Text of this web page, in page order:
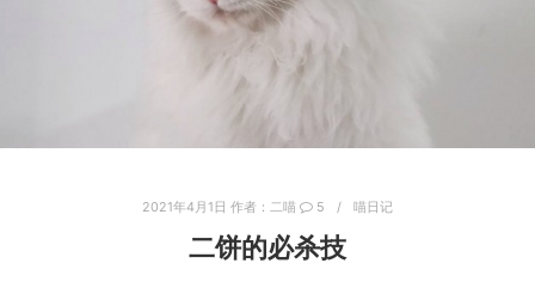
2021年4月1日 作者： 二喵 5 喵日记
二饼的必杀技